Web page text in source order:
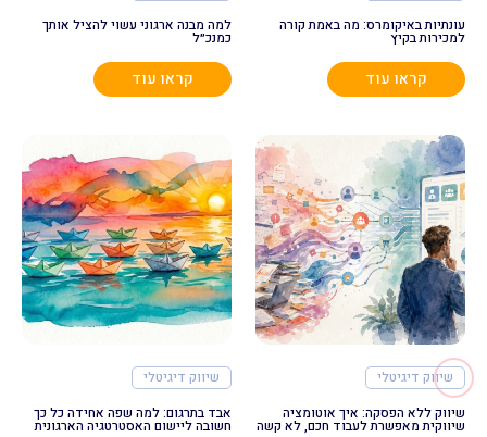
עונתיות באיקומרס: מה באמת קורה
למכירות בקיץ
קראו עוד
למה מבנה ארגוני עשוי להציל אותך
כמנכ״ל
קראו עוד
שיווק דיגיטלי
שיווק ללא הפסקה: איך אוטומציה
שיווקית מאפשרת לעבוד חכם, לא קשה
שיווק דיגיטלי
אבד בתרגום: למה שפה אחידה כל כך
חשובה ליישום האסטרטגיה הארגונית